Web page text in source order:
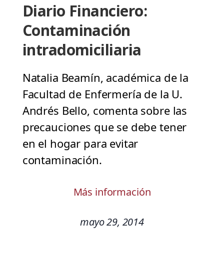
Diario Financiero:
Contaminación
intradomiciliaria
Natalia Beamín, académica de la
Facultad de Enfermería de la U.
Andrés Bello, comenta sobre las
precauciones que se debe tener
en el hogar para evitar
contaminación.
Más información
mayo 29, 2014